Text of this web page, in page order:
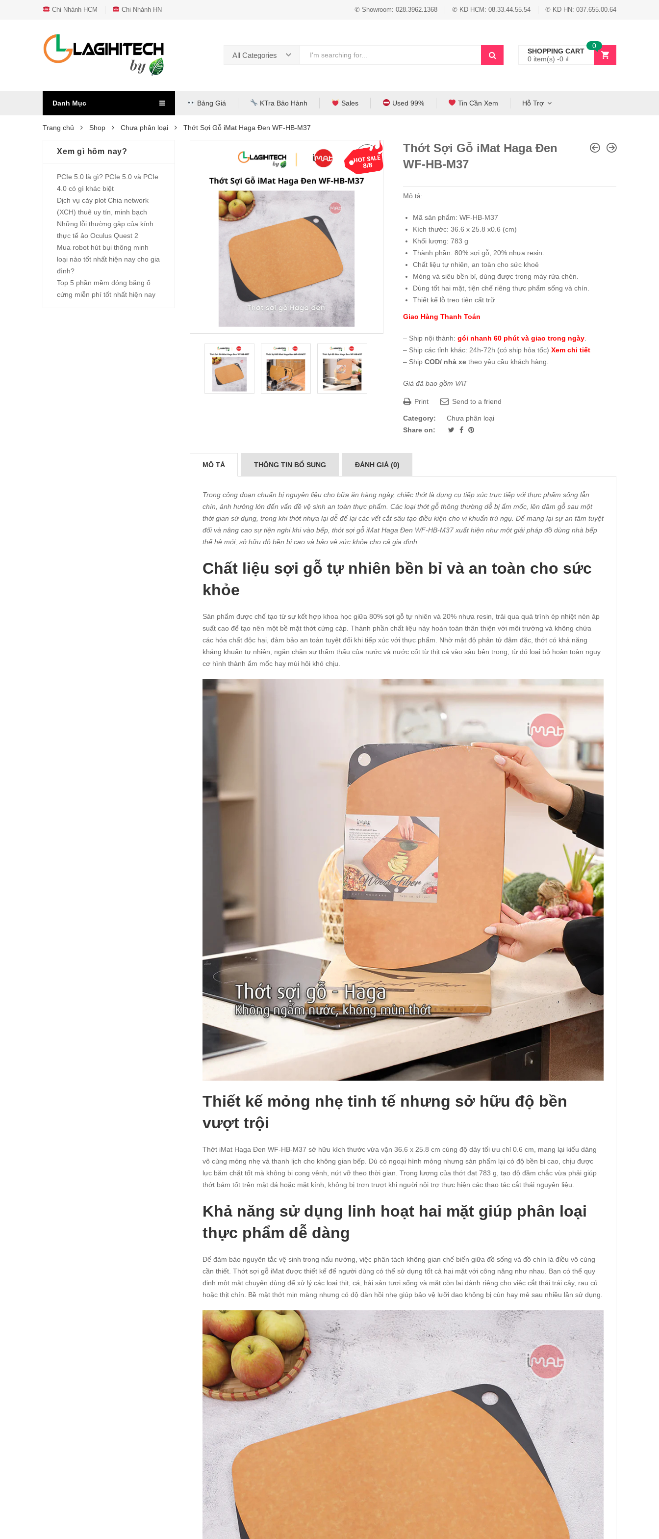
Chi Nhánh HCM Chi Nhánh HN ✆ Showroom: 028.3962.1368 ✆ KD HCM: 08.33.44.55.54 ✆ KD HN: 037.655.00.64
All Categories
SHOPPING CART
0 item(s) -0 ₫
0
Danh Mục Bảng Giá KTra Bảo Hành Sales Used 99% Tin Cần Xem Hỗ Trợ
Trang chủ Shop Chưa phân loại Thớt Sợi Gỗ iMat Haga Đen WF-HB-M37
Thớt Sợi Gỗ iMat Haga Đen
WF-HB-M37
Mô tả:
Mã sản phẩm: WF-HB-M37
Kích thước: 36.6 x 25.8 x0.6 (cm)
Khối lượng: 783 g
Thành phần: 80% sợi gỗ, 20% nhựa resin.
Chất liệu tự nhiên, an toàn cho sức khoẻ
Mỏng và siêu bền bỉ, dùng được trong máy rửa chén.
Dùng tốt hai mặt, tiện chế riêng thực phẩm sống và chín.
Thiết kế lỗ treo tiện cất trữ
Giao Hàng Thanh Toán
– Ship nội thành: gói nhanh 60 phút và giao trong ngày
– Ship các tỉnh khác: 24h-72h (có ship hỏa tốc) Xem chi tiết
– Ship COD/ nhà xe theo yêu cầu khách hàng.
Giá đã bao gồm VAT
Print Send to a friend
Category:
Chưa phân loại
Share on:
MÔ TẢ THÔNG TIN BỔ SUNG ĐÁNH GIÁ (0)
Trong công đoạn chuẩn bị nguyên liệu cho bữa ăn hàng ngày, chiếc thớt là dụng cụ tiếp xúc trực tiếp với thực phẩm sống lẫn
chín, ảnh hưởng lớn đến vấn đề vệ sinh an toàn thực phẩm. Các loại thớt gỗ thông thường dễ bị ẩm mốc, lên dăm gỗ sau một
thời gian sử dụng, trong khi thớt nhựa lại dễ để lại các vết cắt sâu tạo điều kiện cho vi khuẩn trú ngụ. Để mang lại sự an tâm tuyệt
đối và nâng cao sự tiện nghi khi vào bếp, thớt sợi gỗ iMat Haga Đen WF-HB-M37 xuất hiện như một giải pháp đồ dùng nhà bếp
thế hệ mới, sở hữu độ bền bỉ cao và bảo vệ sức khỏe cho cả gia đình.
Chất liệu sợi gỗ tự nhiên bền bỉ và an toàn cho sức
khỏe
Sản phẩm được chế tạo từ sự kết hợp khoa học giữa 80% sợi gỗ tự nhiên và 20% nhựa resin, trải qua quá trình ép nhiệt nén áp
suất cao để tạo nên một bề mặt thớt cứng cáp. Thành phần chất liệu này hoàn toàn thân thiện với môi trường và không chứa
các hóa chất độc hại, đảm bảo an toàn tuyệt đối khi tiếp xúc với thực phẩm. Nhờ mật độ phân tử đậm đặc, thớt có khả năng
kháng khuẩn tự nhiên, ngăn chặn sự thẩm thấu của nước và nước cốt từ thịt cá vào sâu bên trong, từ đó loại bỏ hoàn toàn nguy
cơ hình thành ẩm mốc hay mùi hôi khó chịu.
Thiết kế mỏng nhẹ tinh tế nhưng sở hữu độ bền
vượt trội
Thớt iMat Haga Đen WF-HB-M37 sở hữu kích thước vừa vặn 36.6 x 25.8 cm cùng độ dày tối ưu chỉ 0.6 cm, mang lại kiểu dáng
vô cùng mỏng nhẹ và thanh lịch cho không gian bếp. Dù có ngoại hình mỏng nhưng sản phẩm lại có độ bền bỉ cao, chịu được
lực băm chặt tốt mà không bị cong vênh, nứt vỡ theo thời gian. Trọng lượng của thớt đạt 783 g, tạo độ đầm chắc vừa phải giúp
thớt bám tốt trên mặt đá hoặc mặt kính, không bị trơn trượt khi người nội trợ thực hiện các thao tác cắt thái nguyên liệu.
Khả năng sử dụng linh hoạt hai mặt giúp phân loại
thực phẩm dễ dàng
Để đảm bảo nguyên tắc vệ sinh trong nấu nướng, việc phân tách không gian chế biến giữa đồ sống và đồ chín là điều vô cùng
cần thiết. Thớt sợi gỗ iMat được thiết kế để người dùng có thể sử dụng tốt cả hai mặt với công năng như nhau. Bạn có thể quy
định một mặt chuyên dùng để xử lý các loại thịt, cá, hải sản tươi sống và mặt còn lại dành riêng cho việc cắt thái trái cây, rau củ
hoặc thịt chín. Bề mặt thớt mịn màng nhưng có độ đàn hồi nhẹ giúp bảo vệ lưỡi dao không bị cùn hay mẻ sau nhiều lần sử dụng.
Xem gì hôm nay?
PCIe 5.0 là gì? PCIe 5.0 và PCIe
4.0 có gì khác biệt
Dịch vụ cày plot Chia network
(XCH) thuê uy tín, minh bạch
Những lỗi thường gặp của kính
thực tế ảo Oculus Quest 2
Mua robot hút bụi thông minh
loại nào tốt nhất hiện nay cho gia
đình?
Top 5 phần mềm đóng băng ổ
cứng miễn phí tốt nhất hiện nay